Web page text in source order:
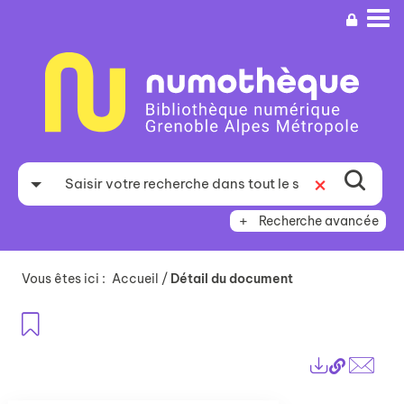
recherche
Recherche avancée
Vous êtes ici : Accueil / Détail du document
Lien